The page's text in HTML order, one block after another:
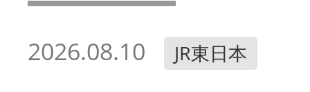
2026.08.10 JR東日本